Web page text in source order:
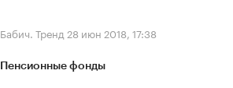
Бабич. Тренд 28 июн 2018, 17:38
Пенсионные фонды